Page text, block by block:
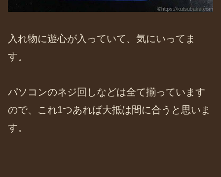
入れ物に遊心が入っていて、気にいってま
す。
パソコンのネジ回しなどは全て揃っています
ので、これ1つあれば大抵は間に合うと思いま
す。